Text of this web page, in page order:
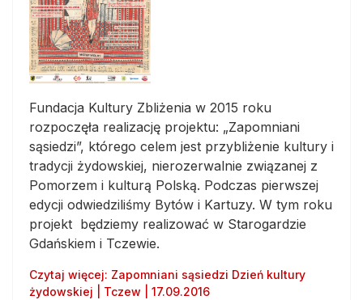
Fundacja Kultury Zbliżenia w 2015 roku
rozpoczęła realizację projektu: „Zapomniani
sąsiedzi”, którego celem jest przybliżenie kultury i
tradycji żydowskiej, nierozerwalnie związanej z
Pomorzem i kulturą Polską. Podczas pierwszej
edycji odwiedziliśmy Bytów i Kartuzy. W tym roku
projekt będziemy realizować w Starogardzie
Gdańskiem i Tczewie.
Czytaj więcej: Zapomniani sąsiedzi Dzień kultury
żydowskiej | Tczew | 17.09.2016